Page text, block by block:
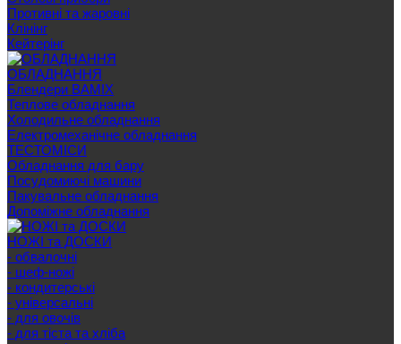
Противні та жаровні
Клінінг
Кейтерінг
ОБЛАДНАННЯ
Блендери BAMIX
Теплове обладнання
Холодильне обладнання
Електромеханічне обладнання
ТЕСТОМІСИ
Обладнання для бару
Посудомиючі машини
Пакувальне обладнання
Допоміжне обладнання
НОЖІ та ДОСКИ
- обвалочні
- шеф-ножі
- кондитерські
- універсальні
- для овочів
- для тіста та хліба